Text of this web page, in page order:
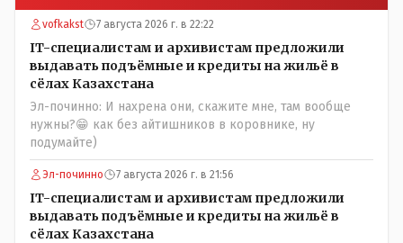
vofkakst 7 августа 2026 г. в 22:22
IT-специалистам и архивистам предложили
выдавать подъёмные и кредиты на жильё в
сёлах Казахстана
Эл-починно: И нахрена они, скажите мне, там вообще
нужны?😁 как без айтишников в коровнике, ну
подумайте)
Эл-починно 7 августа 2026 г. в 21:56
IT-специалистам и архивистам предложили
выдавать подъёмные и кредиты на жильё в
сёлах Казахстана